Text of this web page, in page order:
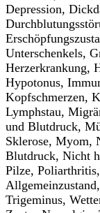
Depression,
Unterschenkels,
Herzerkrankung,
Hypotonus,
Kopfschmerzen,
Lymphstau,
und Blutdruck,
Sklerose, Myom,
Blutdruck, Nicht
Pilze,
Trigeminus,